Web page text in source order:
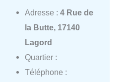
Adresse : 4 Rue de
la Butte, 17140
Lagord
Quartier :
Téléphone :